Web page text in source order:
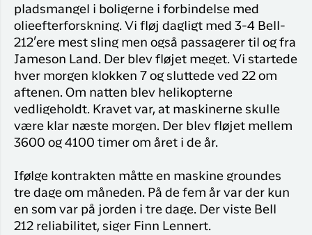
pladsmangel i boligerne i forbindelse med
olieefterforskning. Vi fløj dagligt med 3-4 Bell-
212’ere mest sling men også passagerer til og fra
Jameson Land. Der blev fløjet meget. Vi startede
hver morgen klokken 7 og sluttede ved 22 om
aftenen. Om natten blev helikopterne
vedligeholdt. Kravet var, at maskinerne skulle
være klar næste morgen. Der blev fløjet mellem
3600 og 4100 timer om året i de år.
Ifølge kontrakten måtte en maskine groundes
tre dage om måneden. På de fem år var der kun
en som var på jorden i tre dage. Der viste Bell
212 reliabilitet, siger Finn Lennert.